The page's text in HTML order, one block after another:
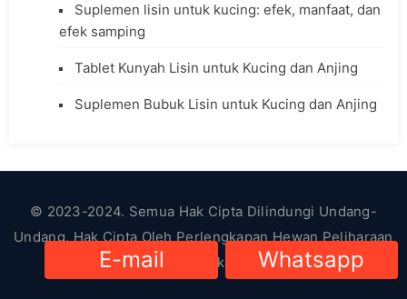
Suplemen lisin untuk kucing: efek, manfaat, dan
efek samping
Tablet Kunyah Lisin untuk Kucing dan Anjing
Suplemen Bubuk Lisin untuk Kucing dan Anjing
E-mail Whatsapp
© 2023-2024. Semua Hak Cipta Dilindungi Undang-
Undang. Hak Cipta OlehPerlengkapan Hewan Peliharaan
HsViko
Kebijakan Privasi